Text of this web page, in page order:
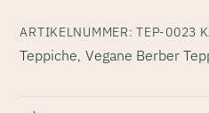
Soha
|
ARTIKELNUMMER:TEP-0023
Teppiche, Vegane Berber